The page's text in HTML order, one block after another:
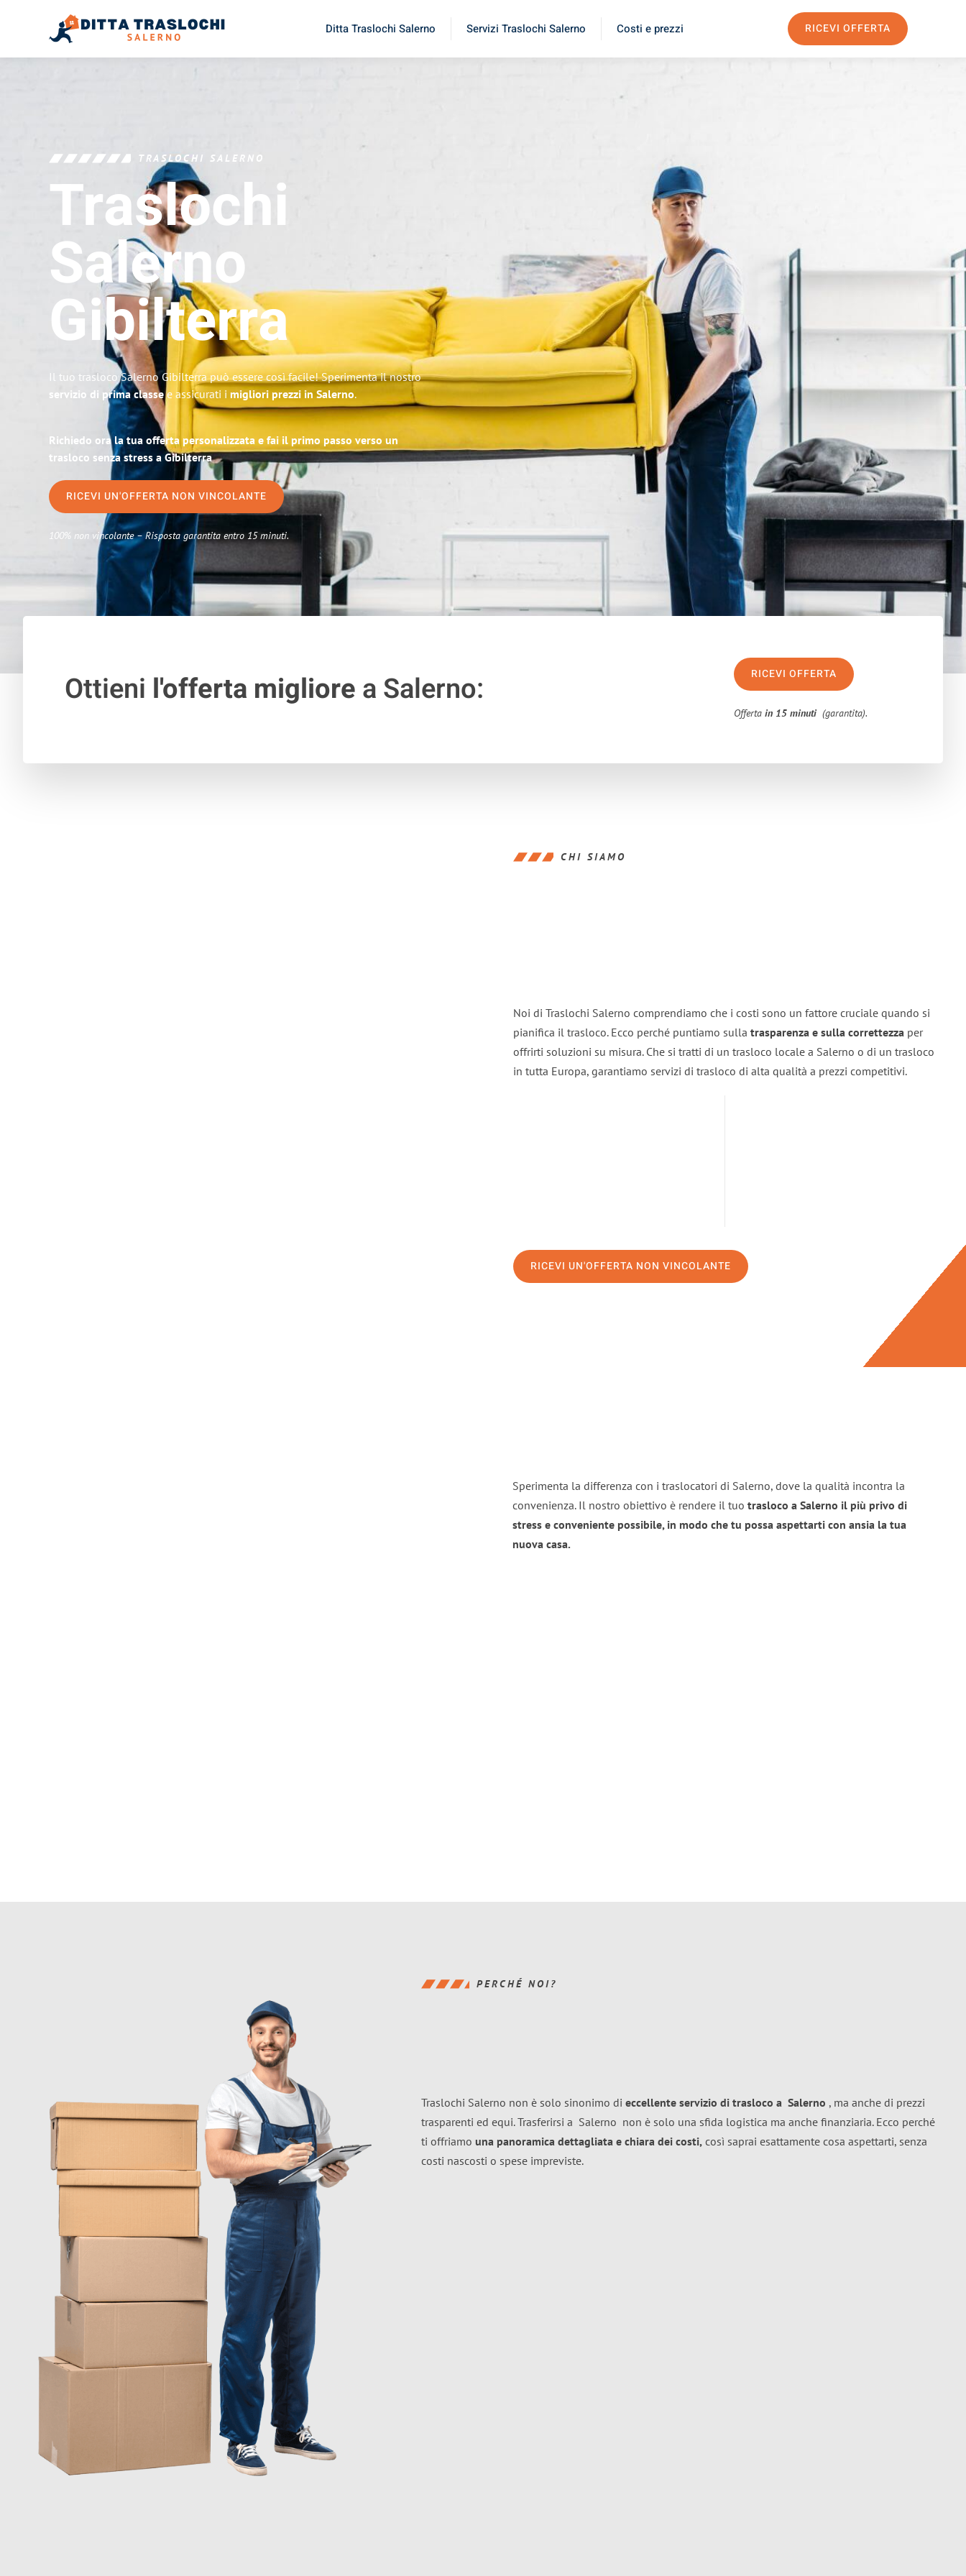
Ditta Traslochi Salerno Servizi Traslochi Salerno Costi e prezzi RICEVI OFFERTA
TRASLOCHI SALERNO
Traslochi
Salerno
Gibilterra
Il tuo trasloco Salerno Gibilterra può essere così facile! Sperimenta il nostro
servizio di prima classee assicurati i migliori prezzi in Salerno.
Richiedo ora la tua offerta personalizzata e fai il primo passo verso un
trasloco senza stress a Gibilterra
RICEVI UN'OFFERTA NON VINCOLANTE
100% non vincolante – Risposta garantita entro 15 minuti.
Ottieni l'offerta migliorea Salerno: RICEVI OFFERTA
Offertain 15 minuti (garantita).
CHI SIAMO
Noi di Traslochi Salerno comprendiamo che i costi sono un fattore cruciale quando si
pianifica il trasloco. Ecco perché puntiamo sulla trasparenza e sulla correttezza per
offrirti soluzioni su misura. Che si tratti di un trasloco locale a Salerno o di un trasloco
in tutta Europa, garantiamo servizi di trasloco di alta qualità a prezzi competitivi.
RICEVI UN'OFFERTA NON VINCOLANTE
Sperimenta la differenza con i traslocatori di Salerno, dove la qualità incontra la
convenienza. Il nostro obiettivo è rendere il tuo trasloco a Salerno il più privo di
stress e conveniente possibile, in modo che tu possa aspettarti con ansia la tua
nuova casa.
PERCHÉ NOI?
Traslochi Salerno non è solo sinonimo di eccellente servizio di trasloco a Salerno , ma anche di prezzi
trasparenti ed equi. Trasferirsi a Salerno non è solo una sfida logistica ma anche finanziaria. Ecco perché
ti offriamo una panoramica dettagliata e chiara dei costi, così saprai esattamente cosa aspettarti, senza
costi nascosti o spese impreviste.